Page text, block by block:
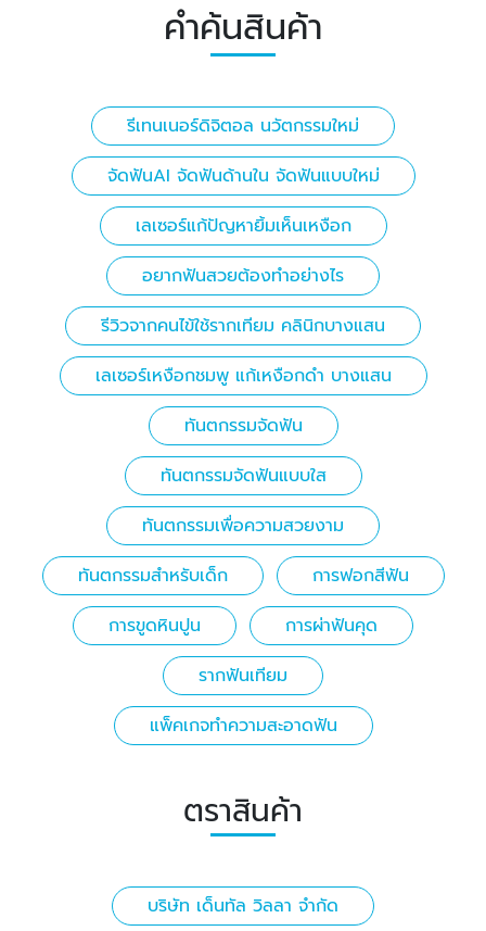
คำค้นสินค้า
รีเทนเนอร์ดิจิตอล นวัตกรรมใหม่
จัดฟันAI จัดฟันด้านใน จัดฟันแบบใหม่
เลเซอร์แก้ปัญหายิ้มเห็นเหงือก
อยากฟันสวยต้องทำอย่างไร
รีวิวจากคนไข้ใช้รากเทียม คลินิกบางแสน
เลเซอร์เหงือกชมพู แก้เหงือกดำ บางแสน
ทันตกรรมจัดฟัน
ทันตกรรมจัดฟันแบบใส
ทันตกรรมเพื่อความสวยงาม
ทันตกรรมสำหรับเด็ก
การฟอกสีฟัน
การขูดหินปูน
การผ่าฟันคุด
รากฟันเทียม
แพ็คเกจทำความสะอาดฟัน
ตราสินค้า
บริษัท เด็นทัล วิลลา จำกัด